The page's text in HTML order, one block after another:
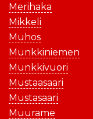
Merihaka
Mikkeli
Muhos
Munkkiniemen
Munkkivuori
Mustaasaari
Mustasaari
Muurame